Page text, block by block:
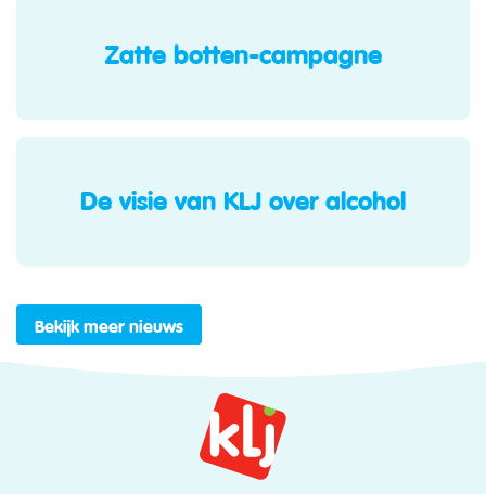
Zatte botten-campagne
De visie van KLJ over alcohol
Bekijk meer nieuws